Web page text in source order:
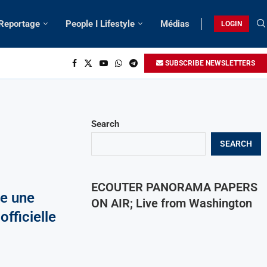
People I Lifestyle Médias LOGIN
SUBSCRIBE NEWSLETTERS
une
Search
SEARCH
ECOUTER PANORAMA PAPERS
ON AIR; Live from Washington